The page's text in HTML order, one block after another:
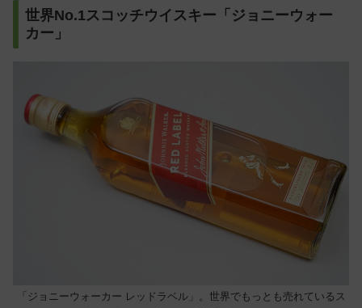
世界No.1スコッチウイスキー「ジョニーウォー
カー」
「ジョニーウォーカー レッドラベル」。世界でもっとも売れているス